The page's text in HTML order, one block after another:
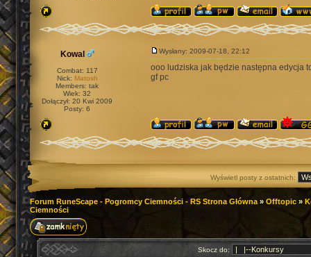
Kowal
Combat: 117
Nick: Matosh
Members: tak
Wiek: 32
Dołączył: 20 Kwi 2009
Posty: 6
Wysłany: 2009-07-18, 22:12
ooo ludziska jak będzie następna edycja
gf pc
Wyświetl posty z ostatnich:
Forum RuneScape - Pogromcy Ciemności - RS Strona Główna » Offtopic »
Ciemności
Skocz do: